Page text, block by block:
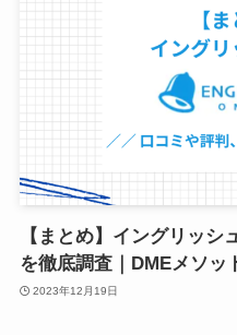
【まとめ】イングリッ
を徹底調査｜DMEメソッ
2023年12月19日